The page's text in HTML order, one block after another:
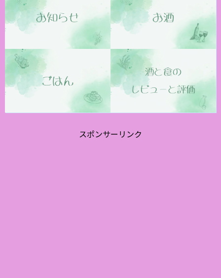
スポンサーリンク